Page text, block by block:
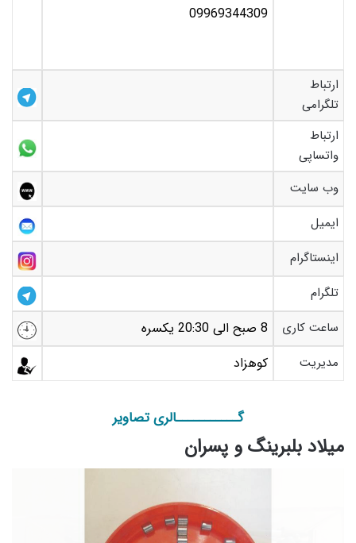
09969344309
ارتباط
تلگرامی
ارتباط
واتساپی
وب سایت
ایمیل
اینستاگرام
تلگرام
ساعت کاری
8 صبح الی 20:30 یکسره
مدیریت کوهزاد
گـــــــــــالری تصاویر
میلاد بلبرینگ و پسران